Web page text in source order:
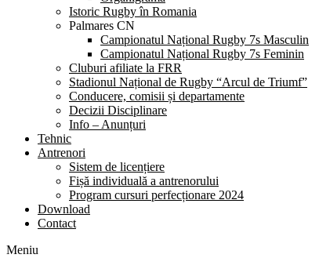
Istoric Rugby în Romania
Palmares CN
Campionatul Național Rugby 7s Masculin
Campionatul Național Rugby 7s Feminin
Cluburi afiliate la FRR
Stadionul Național de Rugby “Arcul de Triumf”
Conducere, comisii și departamente
Decizii Disciplinare
Info – Anunțuri
Tehnic
Antrenori
Sistem de licențiere
Fișă individuală a antrenorului
Program cursuri perfecționare 2024
Download
Contact
Meniu